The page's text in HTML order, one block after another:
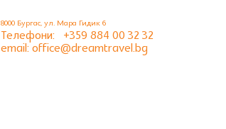
8000 Бургас, ул. Мара Гидик 6
Телефони: +359 884 00 32 32
email: office@dreamtravel.bg